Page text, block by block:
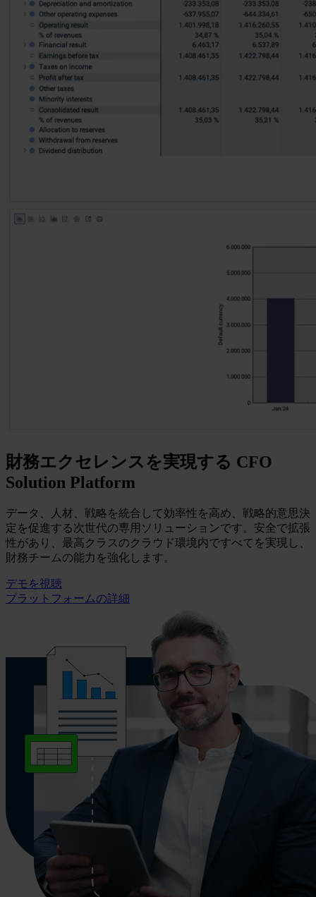
財務エクセレンスを実現する CFO
Solution Platform
データ、人材、戦略を統合して効率性を高め、戦略的意思決
定を促進する次世代の専用ソリューションです。安全で拡張
性があり、最高クラスのクラウド環境内ですべてを実現し、
財務チームの能力を強化します。
デモを視聴
プラットフォームの詳細